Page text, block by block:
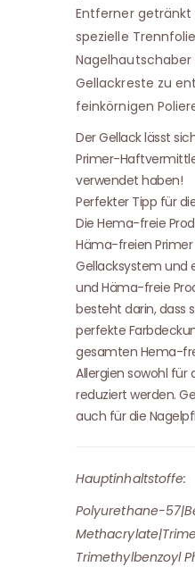
Entferner getränkt
spezielle
Gellackreste zu
feinkörnigen
Der Gellack lässt
Primer-
verwendet haben!
Perfekter Tipp für die
Die Hema-freie
Häma-freien Primer
Gellacksystem und
und Häma-freie
besteht darin, dass
perfekte
gesamten Hema-
Allergien sowohl für
reduziert werden.
auch für die
Hauptinhaltstoffe:
Polyurethane-
Trimethylbenzoyl